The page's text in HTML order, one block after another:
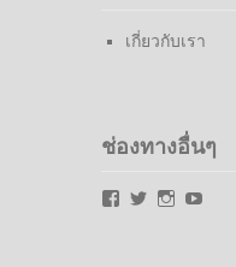
เกี่ยวกับเรา
ช่องทางอื่นๆ
Facebook
Twitter